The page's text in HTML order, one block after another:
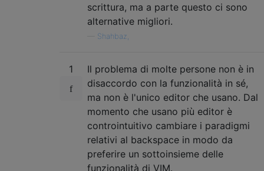
scrittura, ma a parte questo ci sono
alternative migliori.
Shahbaz,
1
Il problema di molte persone non è in
disaccordo con la funzionalità in sé,
ma non è l'unico editor che usano. Dal
momento che usano più editor è
controintuitivo cambiare i paradigmi
relativi al backspace in modo da
preferire un sottoinsieme delle
funzionalità di VIM.